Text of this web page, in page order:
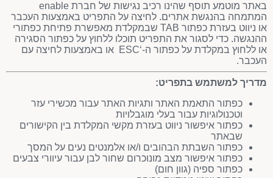
באתר מוטמע תוסף שהינו רכיב נגישות של חברת enable
המתמחה בהנגשת אתרים. לחיצה על התפריט באמצעות העכבר
או ניווט בעזרת כפתור TAB שבמקלדת מאפשרת פתיחת כפתורי
ההנגשה. כדי לסגור את התפריט תוכלו ללחוץ על כפתור הסגירה
או ללחוץ במקלדת על כפתור ה-‘ESC או באמצעות לחיצה עם
העכבר.
מדריך למשתמש בתפריט:
כפתור התאמת האתר ותגיות האתר עבור מכשירי עזר
וטכנולוגיות עבור בעלי מוגבלויות
כפתור איפשור ניווט בעזרת מקשי המקלדת בין הקישורים
שבאתר
כפתור השבתת הבהובים ו/או אלמנטים נעים על המסך
כפתור איפשור מצב מונוכרום שחור לבן עבור עיוורי צבעים
כפתור ספיה (גוון חום)